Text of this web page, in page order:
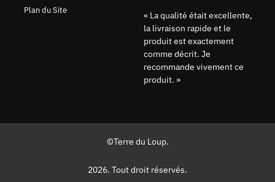
Plan du Site
« La qualité était excellente,
la livraison rapide et le
produit est exactement
comme décrit. Je
recommande vivement ce
produit. »
©Terre du Loup.
2026. Tout droit réservés.